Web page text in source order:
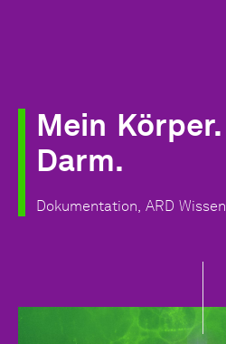
Mein Körper.
Darm.
Dokumentation, ARD Wissen